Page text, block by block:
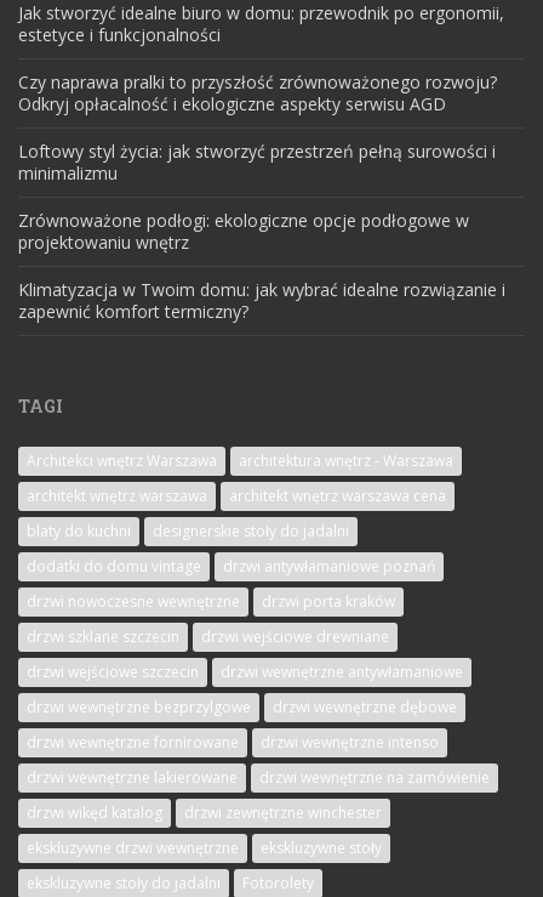
Jak stworzyć idealne biuro w domu: przewodnik po ergonomii,
estetyce i funkcjonalności
Czy naprawa pralki to przyszłość zrównoważonego rozwoju?
Odkryj opłacalność i ekologiczne aspekty serwisu AGD
Loftowy styl życia: jak stworzyć przestrzeń pełną surowości i
minimalizmu
Zrównoważone podłogi: ekologiczne opcje podłogowe w
projektowaniu wnętrz
Klimatyzacja w Twoim domu: jak wybrać idealne rozwiązanie i
zapewnić komfort termiczny?
TAGI
Architekci wnętrz Warszawa
architektura wnętrz - Warszawa
architekt wnętrz warszawa
architekt wnętrz warszawa cena
blaty do kuchni
designerskie stoły do jadalni
dodatki do domu vintage
drzwi antywłamaniowe poznań
drzwi nowoczesne wewnętrzne
drzwi porta kraków
drzwi szklane szczecin
drzwi wejściowe drewniane
drzwi wejściowe szczecin
drzwi wewnętrzne antywłamaniowe
drzwi wewnętrzne bezprzylgowe
drzwi wewnętrzne dębowe
drzwi wewnętrzne fornirowane
drzwi wewnętrzne intenso
drzwi wewnętrzne lakierowane
drzwi wewnętrzne na zamówienie
drzwi wikęd katalog
drzwi zewnętrzne winchester
ekskluzywne drzwi wewnętrzne
ekskluzywne stoły
ekskluzywne stoły do jadalni
Fotorolety